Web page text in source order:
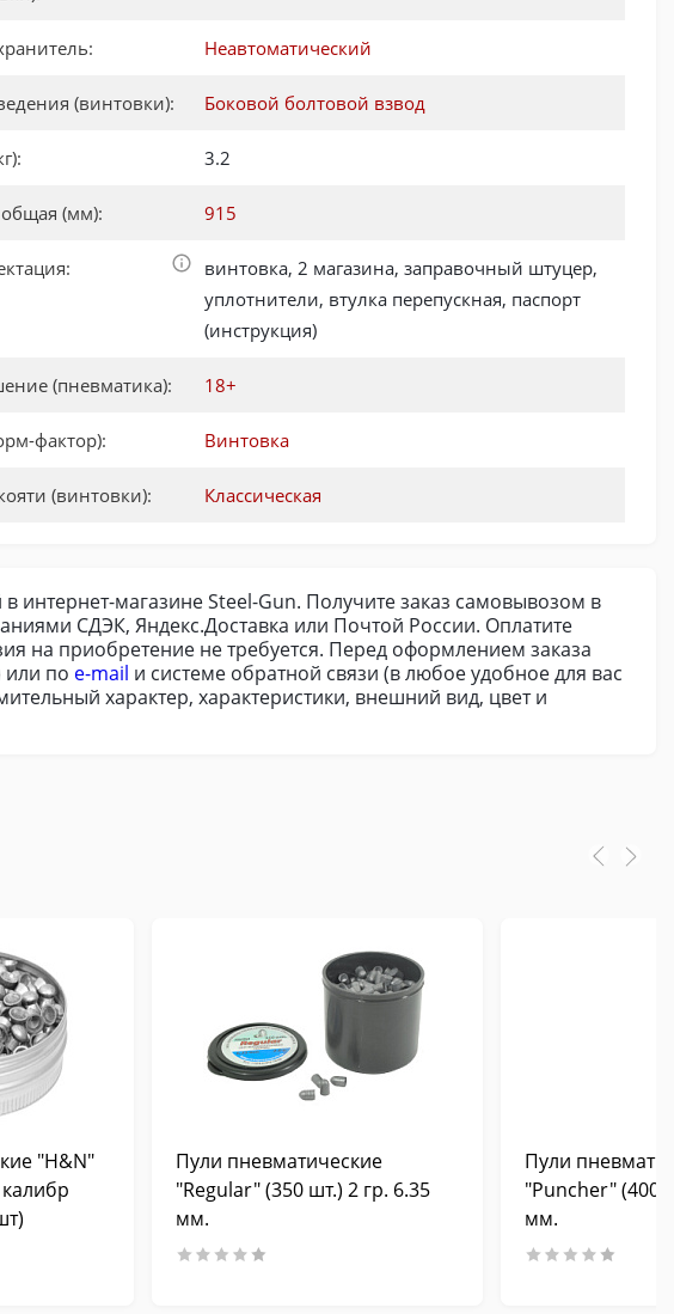
Неавтоматический
(винтовки): Боковой болтовой взвод
3.2
(мм): 915
винтовка, 2 магазина, заправочный штуцер,
уплотнители, втулка перепускная, паспорт
(инструкция)
(пневматика): 18+
фактор): Винтовка
(винтовки): Классическая
интернет-магазине Steel-Gun. Получите заказ самовывозом в
СДЭК, Яндекс.Доставка или Почтой России. Оплатите
на приобретение не требуется. Перед оформлением заказа
или по e-mail и системе обратной связи (в любое удобное для вас
характер, характеристики, внешний вид, цвет и
"H&N"
Пули пневматические
"Regular" (350 шт.) 2 гр. 6.35
мм.
Пули
"Puncher" (400
мм.